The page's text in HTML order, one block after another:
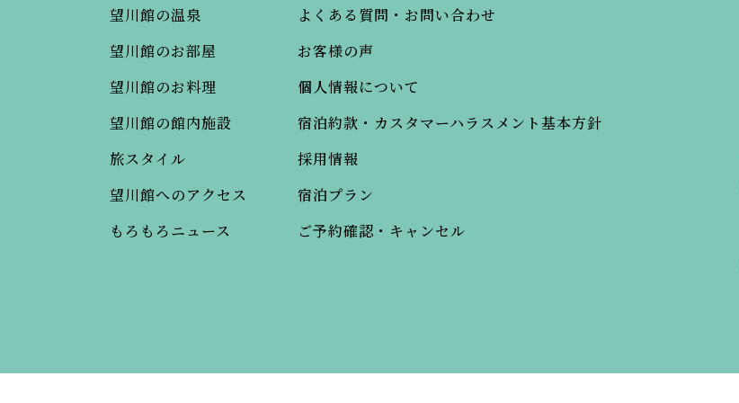
望川館の温泉
望川館のお部屋
望川館のお料理
望川館の館内施設
旅スタイル
望川館へのアクセス
もろもろニュース
よくある質問・お問い合わせ
お客様の声
個人情報について
宿泊約款・カスタマーハラスメント基本方針
採用情報
宿泊プラン
ご予約確認・キャンセル
© BOSENKAN.